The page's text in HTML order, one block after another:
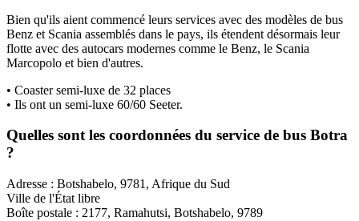
Bien qu'ils aient commencé leurs services avec des modèles de bus
Benz et Scania assemblés dans le pays, ils étendent désormais leur
flotte avec des autocars modernes comme le Benz, le Scania
Marcopolo et bien d'autres.
• Coaster semi-luxe de 32 places
• Ils ont un semi-luxe 60/60 Seeter.
Quelles sont les coordonnées du service de bus Botra
?
Adresse : Botshabelo, 9781, Afrique du Sud
Ville de l'État libre
Boîte postale : 2177, Ramahutsi, Botshabelo, 9789